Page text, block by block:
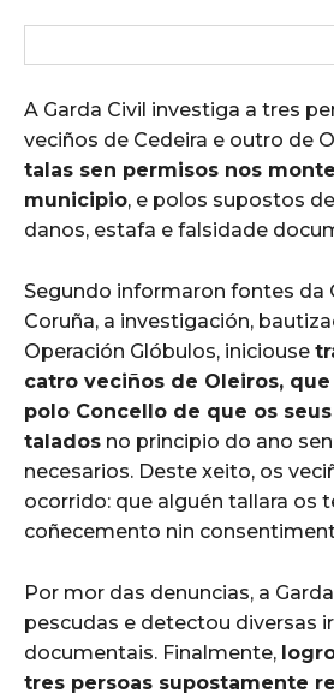
A Garda Civil investiga a tres
veciños de Cedeira e outro de
talas sen permisos nos
municipio, e polos supostos
danos, estafa e falsidade
Segundo informaron fontes da
Coruña, a investigación,
Operación Glóbulos, iniciouse
catro veciños de Oleiros,
polo Concello de que os
talados no principio do ano
necesarios. Deste xeito, os
ocorrido: que alguén tallara os
coñecemento nin
Por mor das denuncias, a
pescudas e detectou diversas
documentais. Finalmente,
tres persoas supostamente